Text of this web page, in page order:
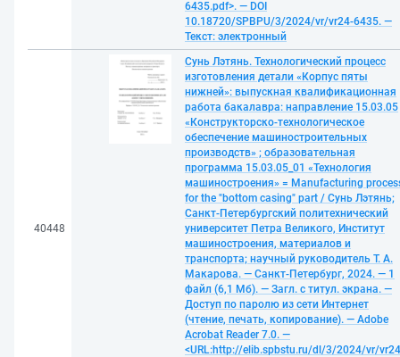
6435.pdf>. — DOI
10.18720/SPBPU/3/2024/vr/vr24-6435. —
Текст: электронный
40448
Сунь Лэтянь. Технологический процесс
изготовления детали «Корпус пяты
нижней»: выпускная квалификационная
работа бакалавра: направление 15.03.05
«Конструкторско-технологическое
обеспечение машиностроительных
производств» ; образовательная
программа 15.03.05_01 «Технология
машиностроения» = Manufacturing
for the "bottom casing" part / Сунь Лэтянь;
Санкт-Петербургский политехнический
университет Петра Великого, Институт
машиностроения, материалов и
транспорта; научный руководитель Т. А.
Макарова. — Санкт-Петербург, 2024. — 1
файл (6,1 Мб). — Загл. с титул. экрана. —
Доступ по паролю из сети Интернет
(чтение, печать, копирование). — Adobe
Acrobat Reader 7.0. —
<URL:http://elib.spbstu.ru/dl/3/2024/vr/